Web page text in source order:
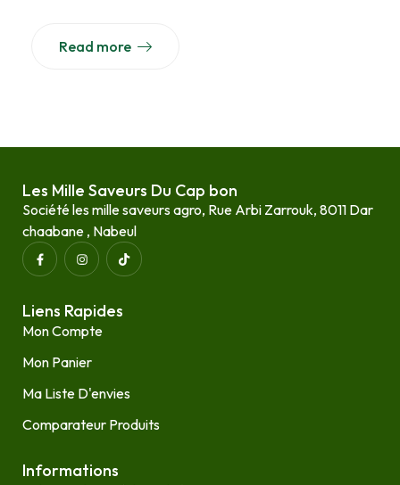
Read more
Les Mille Saveurs Du Cap bon
Société les mille saveurs agro, Rue Arbi Zarrouk, 8011 Dar
chaabane , Nabeul
Liens Rapides
Mon Compte
Mon Panier
Ma Liste D'envies
Comparateur Produits
Informations